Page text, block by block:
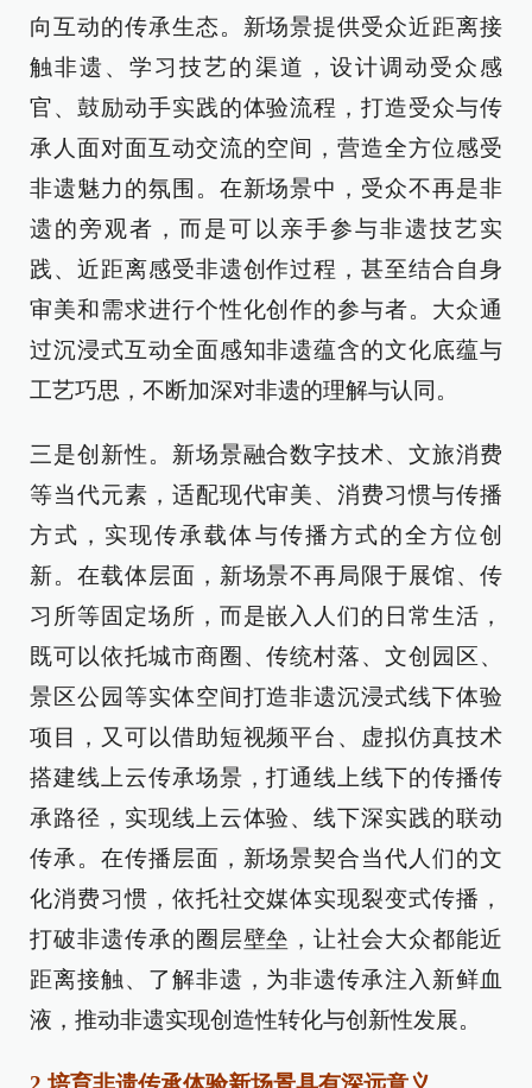
向互动的传承生态。新场景提供受众近距离接
触非遗、学习技艺的渠道，设计调动受众感
官、鼓励动手实践的体验流程，打造受众与传
承人面对面互动交流的空间，营造全方位感受
非遗魅力的氛围。在新场景中，受众不再是非
遗的旁观者，而是可以亲手参与非遗技艺实
践、近距离感受非遗创作过程，甚至结合自身
审美和需求进行个性化创作的参与者。大众通
过沉浸式互动全面感知非遗蕴含的文化底蕴与
工艺巧思，不断加深对非遗的理解与认同。
三是创新性。新场景融合数字技术、文旅消费
等当代元素，适配现代审美、消费习惯与传播
方式，实现传承载体与传播方式的全方位创
新。在载体层面，新场景不再局限于展馆、传
习所等固定场所，而是嵌入人们的日常生活，
既可以依托城市商圈、传统村落、文创园区、
景区公园等实体空间打造非遗沉浸式线下体验
项目，又可以借助短视频平台、虚拟仿真技术
搭建线上云传承场景，打通线上线下的传播传
承路径，实现线上云体验、线下深实践的联动
传承。在传播层面，新场景契合当代人们的文
化消费习惯，依托社交媒体实现裂变式传播，
打破非遗传承的圈层壁垒，让社会大众都能近
距离接触、了解非遗，为非遗传承注入新鲜血
液，推动非遗实现创造性转化与创新性发展。